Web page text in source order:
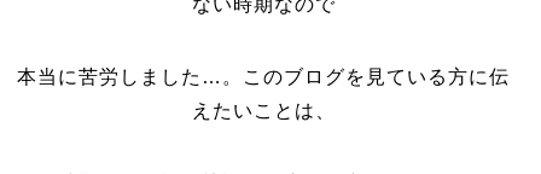
ない時期なので
本当に苦労しました…。このブログを見ている方に伝
えたいことは、